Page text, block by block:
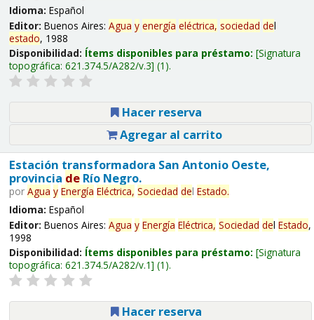
Idioma: Español
Editor: Buenos Aires: Agua y energía eléctrica, sociedad del
estado, 1988
Disponibilidad: Ítems disponibles para préstamo: Signatura
topográfica: 621.374.5/A282/v.3 (1).
Hacer reserva
Agregar al carrito
Estación transformadora San Antonio Oeste,
provincia deRío Negro.
por Agua y Energía Eléctrica, Sociedad del Estado.
Idioma: Español
Editor: Buenos Aires: Agua y Energía Eléctrica, Sociedad del Estado,
1998
Disponibilidad: Ítems disponibles para préstamo: Signatura
topográfica: 621.374.5/A282/v.1 (1).
Hacer reserva